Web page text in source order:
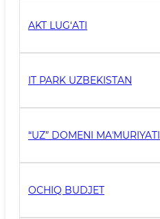
AKT LUG‘ATI
IT PARK UZBEKISTAN
“UZ” DOMENI MAʼMURIYATI
OCHIQ BUDJET